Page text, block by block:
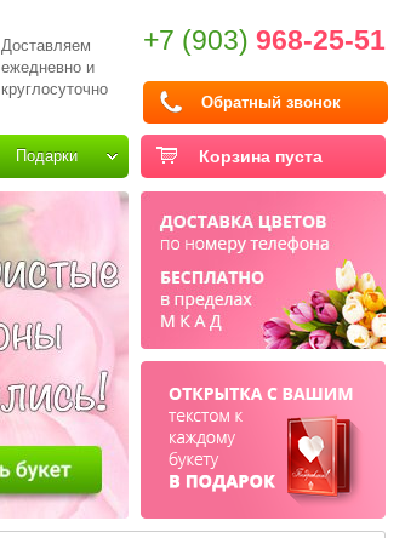
Доставляем
ежедневно и
круглосуточно
+7 (903) 968-25-51
Обратный звонок
Корзина пуста
Подарки